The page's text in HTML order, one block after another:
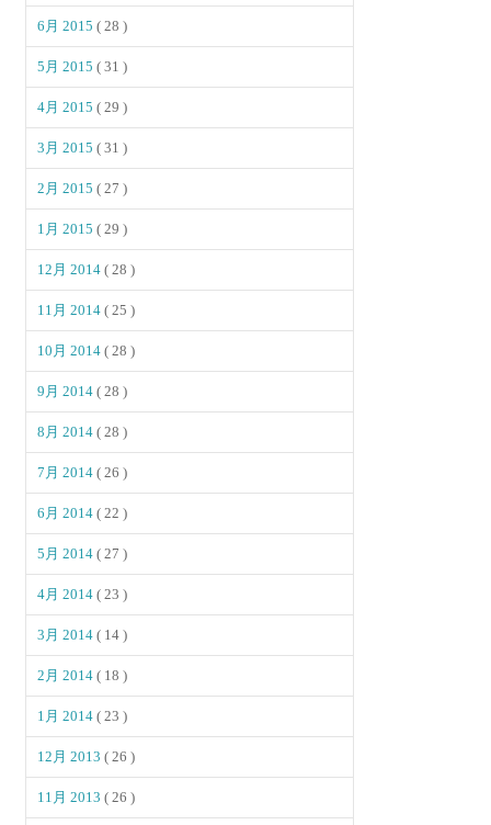
6月 2015( 28 )
5月 2015( 31 )
4月 2015( 29 )
3月 2015( 31 )
2月 2015( 27 )
1月 2015( 29 )
12月 2014( 28 )
11月 2014( 25 )
10月 2014( 28 )
9月 2014( 28 )
8月 2014( 28 )
7月 2014( 26 )
6月 2014( 22 )
5月 2014( 27 )
4月 2014( 23 )
3月 2014( 14 )
2月 2014( 18 )
1月 2014( 23 )
12月 2013( 26 )
11月 2013( 26 )